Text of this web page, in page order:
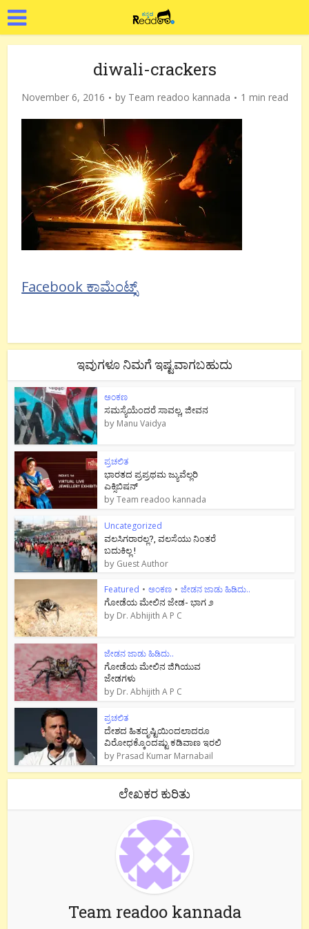
diwali-crackers
November 6, 2016 by Team readoo kannada 1 min read
Facebook ಕಾಮೆಂಟ್ಸ್
ಇವುಗಳೂ ನಿಮಗೆ ಇಷ್ಟವಾಗಬಹುದು
ಅಂಕಣ
ಸಮಸ್ಯೆಯೆಂದರೆ ಸಾವಲ್ಲ, ಜೀವನ
by Manu Vaidya
ಪ್ರಚಲಿತ
ಭಾರತದ ಪ್ರಪ್ರಥಮ ಜ್ಯುವೆಲ್ಲರಿ
ಎಕ್ಸಿಬಿಷನ್
byTeam readoo kannada
Uncategorized
ವಲಸಿಗರಾರಲ್ಲ?, ವಲಸೆಯು ನಿಂತರೆ
ಬದುಕಿಲ್ಲ !
by Guest Author
Featured • ಅಂಕಣ • ಜೇಡನ ಜಾಡು ಹಿಡಿದು..
ಗೋಡೆಯ ಮೇಲಿನ ಜೇಡ- ಭಾಗ ೨
by Dr. Abhijith A P C
ಜೇಡನ ಜಾಡು ಹಿಡಿದು..
ಗೋಡೆಯ ಮೇಲಿನ ಜಿಗಿಯುವ
ಜೇಡಗಳು
by Dr. Abhijith A P C
ಪ್ರಚಲಿತ
ದೇಶದ ಹಿತದೃಷ್ಟಿಯಿಂದಲಾದರೂ
ವಿರೋಧಕ್ಕೊಂದಷ್ಟು ಕಡಿವಾಣ ಇರಲಿ
by Prasad Kumar Marnabail
ಲೇಖಕರ ಕುರಿತು
Team readoo kannada